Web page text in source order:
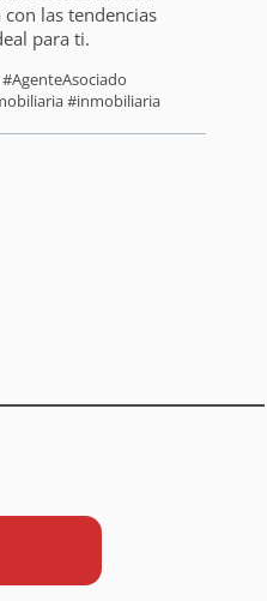
las tendencias
para ti.
#inmobiliaria